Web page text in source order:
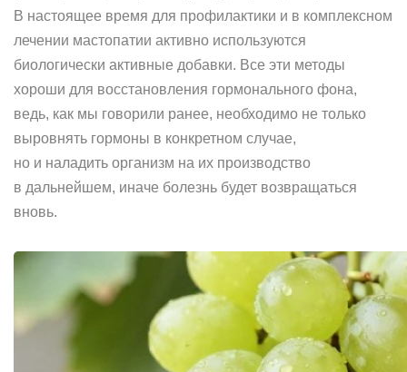
В настоящее время для профилактики и в комплексном
лечении мастопатии активно используются
биологически активные добавки. Все эти методы
хороши для восстановления гормонального фона,
ведь, как мы говорили ранее, необходимо не только
выровнять гормоны в конкретном случае,
но и наладить организм на их производство
в дальнейшем, иначе болезнь будет возвращаться
вновь.